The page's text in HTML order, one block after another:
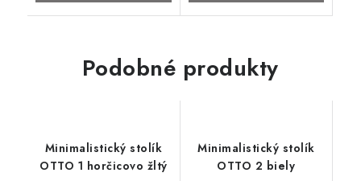
Podobné produkty
Minimalistický stolík
OTTO 1 horčicovo žltý
Minimalistický stolík
OTTO 2 biely